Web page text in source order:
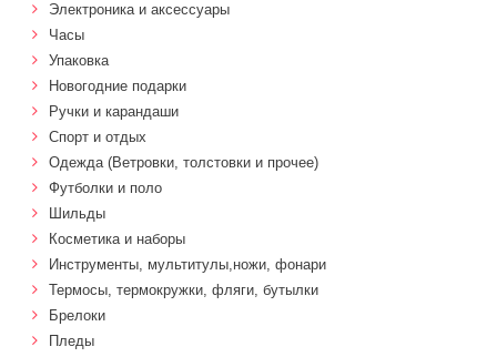
Электроника и аксессуары
Часы
Упаковка
Новогодние подарки
Ручки и карандаши
Спорт и отдых
Одежда (Ветровки, толстовки и прочее)
Футболки и поло
Шильды
Косметика и наборы
Инструменты, мультитулы,ножи, фонари
Термосы, термокружки, фляги, бутылки
Брелоки
Пледы